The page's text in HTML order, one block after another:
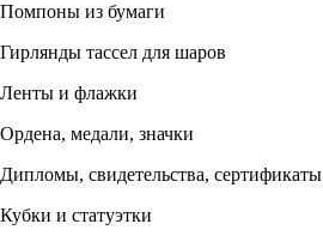
Помпоны из бумаги
Гирлянды тассел для шаров
Ленты и флажки
Ордена, медали, значки
Дипломы, свидетельства, сертификаты
Кубки и статуэтки